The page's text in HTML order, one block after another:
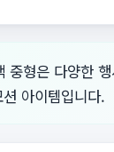
중형은 다양한
아이템입니다.